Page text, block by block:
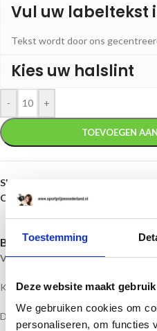
Toestemming
Deze website maakt
We gebruiken cookies om
personaliseren, om functies
Vul uw labeltekst
Tekst wordt door ons
Kies uw halslint
- +
TOEVOEGEN
SKU:
Categorie:Massa medailles
Beschrijving
Voetbal medaille in de kleuren
Kleur: goud, zilver, brons
Doorsnede: 50 MM